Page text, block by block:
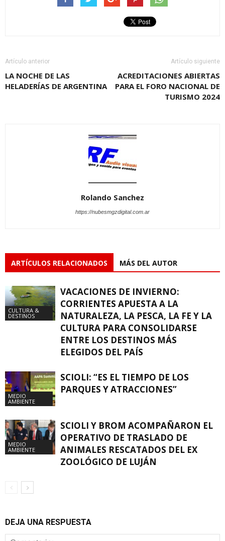
Artículo anterior
LA NOCHE DE LAS
HELADERÍAS DE ARGENTINA
Artículo siguiente
ACREDITACIONES ABIERTAS
PARA EL FORO NACIONAL DE
TURISMO 2024
Rolando Sanchez
https://nubesmgzdigital.com.ar
ARTÍCULOS RELACIONADOS MÁS DEL AUTOR
CULTURA &
DESTINOS
VACACIONES DE INVIERNO:
CORRIENTES APUESTA A LA
NATURALEZA, LA PESCA, LA FE Y LA
CULTURA PARA CONSOLIDARSE
ENTRE LOS DESTINOS MÁS
ELEGIDOS DEL PAÍS
MEDIO
AMBIENTE
SCIOLI: “ES EL TIEMPO DE LOS
PARQUES Y ATRACCIONES”
MEDIO
AMBIENTE
SCIOLI Y BROM ACOMPAÑARON EL
OPERATIVO DE TRASLADO DE
ANIMALES RESCATADOS DEL EX
ZOOLÓGICO DE LUJÁN
DEJA UNA RESPUESTA